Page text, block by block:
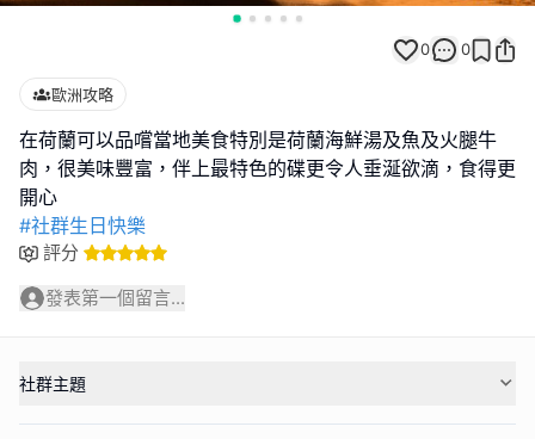
0 0
歐洲攻略
在荷蘭可以品嚐當地美食特別是荷蘭海鮮湯及魚及火腿牛
肉，很美味豐富，伴上最特色的碟更令人垂涎欲滴，食得更
#社群生日快樂
評分
發表第一個留言...
社群主題